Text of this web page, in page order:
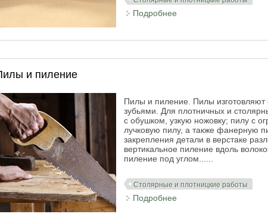
Подробнее
и пиление
Пилы и пиление. Пилы изготовляют
зубьями. Для плотничных и
с обушком, узкую ножовку; пилу с
лучковую пилу, а также фанерную
закрепления детали в верстаке
вертикальное пиление вдоль
пиление под углом......
Столярные и плотницкие работы
Подробнее